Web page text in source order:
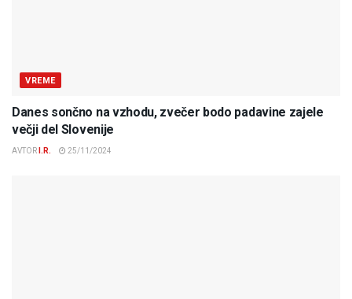
VREME
Danes sončno na vzhodu, zvečer bodo padavine zajele
večji del Slovenije
AVTOR I.R. 25/11/2024